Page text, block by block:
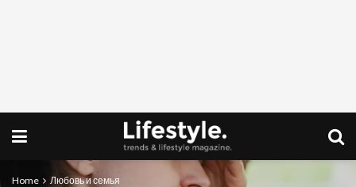
Home Любовь и семья